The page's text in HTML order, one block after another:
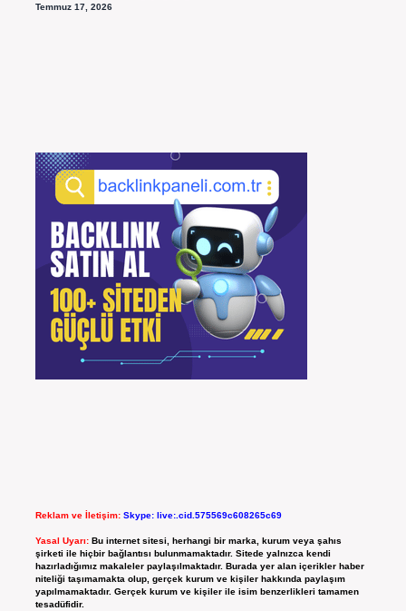
Temmuz 17, 2026
Reklam ve İletişim: Skype: live:.cid.575569c608265c69
Yasal Uyarı: Bu internet sitesi, herhangi bir marka, kurum veya şahıs
şirketi ile hiçbir bağlantısı bulunmamaktadır. Sitede yalnızca kendi
hazırladığımız makaleler paylaşılmaktadır. Burada yer alan içerikler haber
niteliği taşımamakta olup, gerçek kurum ve kişiler hakkında paylaşım
yapılmamaktadır. Gerçek kurum ve kişiler ile isim benzerlikleri tamamen
tesadüfidir.